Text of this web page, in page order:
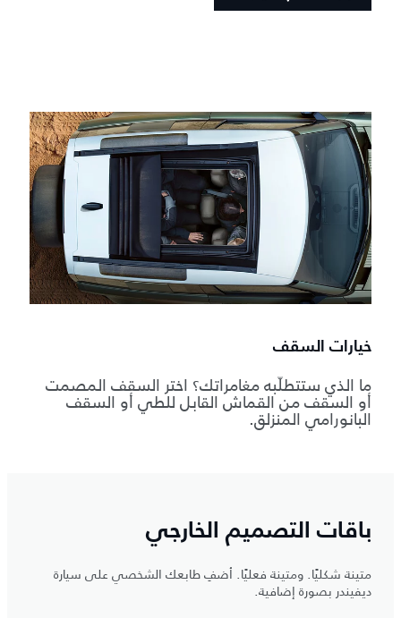
خيارات السقف
ما الذي ستتطلّبه مغامراتك؟ اختر السقف المصمت
أو السقف من القماش القابل للطي أو السقف
البانورامي المنزلق.
باقات التصميم الخارجي
متينة شكليًا. ومتينة فعليًا. أضفِ طابعك الشخصي على سيارة
ديفيندر بصورة إضافية.